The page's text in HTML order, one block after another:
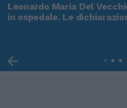
Leonardo Maria Del
in ospedale. Le